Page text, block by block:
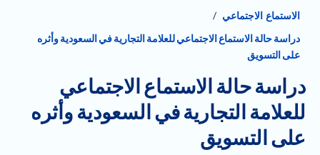
الاستماع الاجتماعي /
دراسة حالة الاستماع الاجتماعي للعلامة التجارية في السعودية وأثره
على التسويق
دراسة حالة الاستماع الاجتماعي
للعلامة التجارية في السعودية وأثره
على التسويق